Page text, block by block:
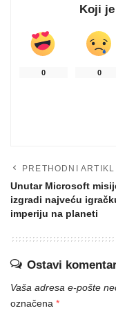
Koji
0 0
PRETHODNI ARTIKL
Unutar Microsoft
izgradi najveću
imperiju na planeti
Ostavi
Vaša adresa e-pošte
označena *